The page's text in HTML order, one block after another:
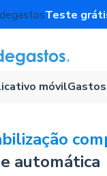
Teste
móvil
e automática